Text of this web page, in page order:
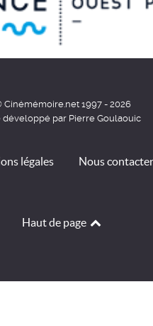
Cinémémoire.net 1997 - 2026
développé par Pierre Goulaouic
légales Nous contacter
Haut de page